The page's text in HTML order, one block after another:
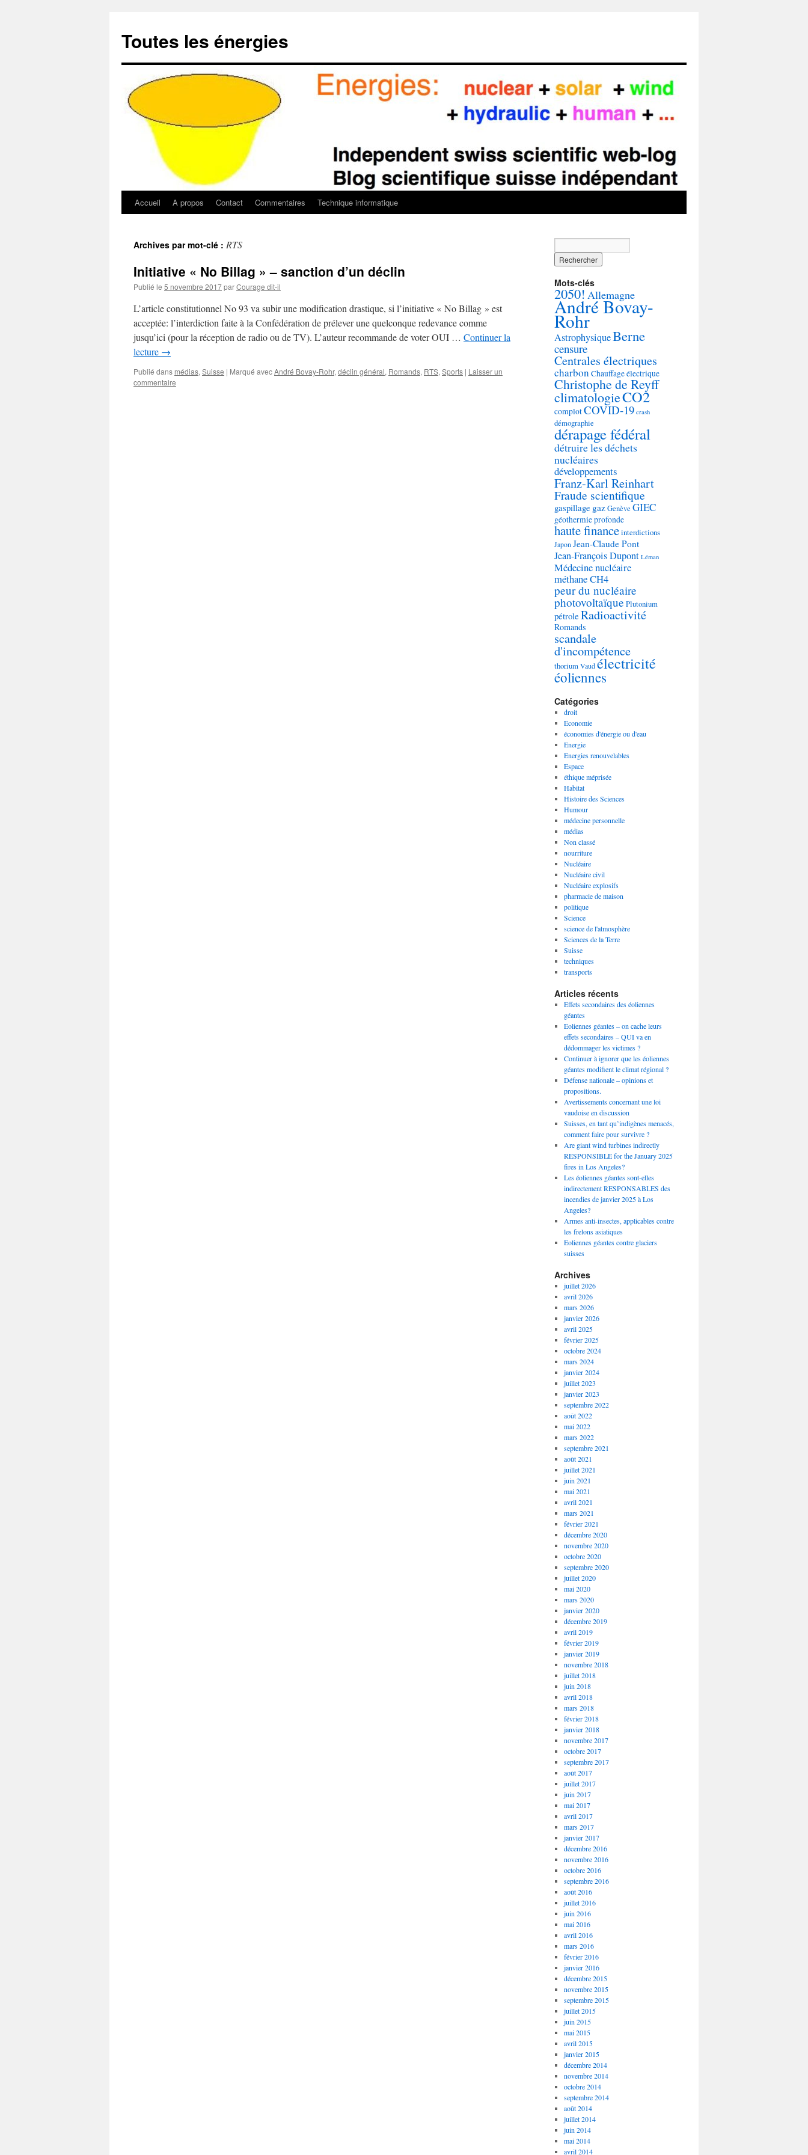
contenu
Toutes les énergies
Accueil A propos Contact Commentaires Technique informatique
Archives par mot-clé : RTS
Initiative « No Billag » – sanction d’un déclin
Publié le 5 novembre 2017parCourage dit-il
L’article constitutionnel No 93 va subir une modification drastique, si l’initiative « No Billag » est
acceptée: l’interdiction faite à la Confédération de prélever une quelconque redevance comme
jusqu’ici (pour la réception de radio ou de TV). L’auteur recommande de voter OUI … Continuer la
lecture →
Publié dans médias, Suisse | Marqué avecAndré Bovay-Rohr, déclin général, Romands, RTS, Sports | Laisser un
commentaire
Mots-clés
2050! Allemagne
André Bovay-
Rohr
AstrophysiqueBerne
censure
Centrales électriques
charbonChauffage électrique
Christophe de Reyff
climatologieCO2
complotCOVID-19 crash
démographie
dérapage fédéral
détruire les déchets
nucléaires
développements
Franz-Karl Reinhart
Fraude scientifique
gaspillage gazGenève GIEC
géothermie profonde
haute financeinterdictions
Japon Jean-Claude Pont
Jean-François Dupont Léman
Médecine nucléaire
méthane CH4
peur du nucléaire
photovoltaïque Plutonium
pétrole Radioactivité
Romands
scandale
d'incompétence
thorium Vaud électricité
éoliennes
Catégories
droit
Economie
économies d'énergie ou d'eau
Energie
Energies renouvelables
Espace
éthique méprisée
Habitat
Histoire des Sciences
Humour
médecine personnelle
médias
Non classé
nourriture
Nucléaire
Nucléaire civil
Nucléaire explosifs
pharmacie de maison
politique
Science
science de l'atmosphère
Sciences de la Terre
Suisse
techniques
transports
Articles récents
Effets secondaires des éoliennes
géantes
Eoliennes géantes – on cache leurs
effets secondaires – QUI va en
dédommager les victimes ?
Continuer à ignorer que les éoliennes
géantes modifient le climat régional ?
Défense nationale – opinions et
propositions.
Avertissements concernant une loi
vaudoise en discussion
Suisses, en tant qu’indigènes menacés,
comment faire pour survivre ?
Are giant wind turbines indirectly
RESPONSIBLE for the January 2025
fires in Los Angeles?
Les éoliennes géantes sont-elles
indirectement RESPONSABLES des
incendies de janvier 2025 à Los
Angeles?
Armes anti-insectes, applicables contre
les frelons asiatiques
Eoliennes géantes contre glaciers
suisses
Archives
juillet 2026
avril 2026
mars 2026
janvier 2026
avril 2025
février 2025
octobre 2024
mars 2024
janvier 2024
juillet 2023
janvier 2023
septembre 2022
août 2022
mai 2022
mars 2022
septembre 2021
août 2021
juillet 2021
juin 2021
mai 2021
avril 2021
mars 2021
février 2021
décembre 2020
novembre 2020
octobre 2020
septembre 2020
juillet 2020
mai 2020
mars 2020
janvier 2020
décembre 2019
avril 2019
février 2019
janvier 2019
novembre 2018
juillet 2018
juin 2018
avril 2018
mars 2018
février 2018
janvier 2018
novembre 2017
octobre 2017
septembre 2017
août 2017
juillet 2017
juin 2017
mai 2017
avril 2017
mars 2017
janvier 2017
décembre 2016
novembre 2016
octobre 2016
septembre 2016
août 2016
juillet 2016
juin 2016
mai 2016
avril 2016
mars 2016
février 2016
janvier 2016
décembre 2015
novembre 2015
septembre 2015
juillet 2015
juin 2015
mai 2015
avril 2015
janvier 2015
décembre 2014
novembre 2014
octobre 2014
septembre 2014
août 2014
juillet 2014
juin 2014
mai 2014
avril 2014